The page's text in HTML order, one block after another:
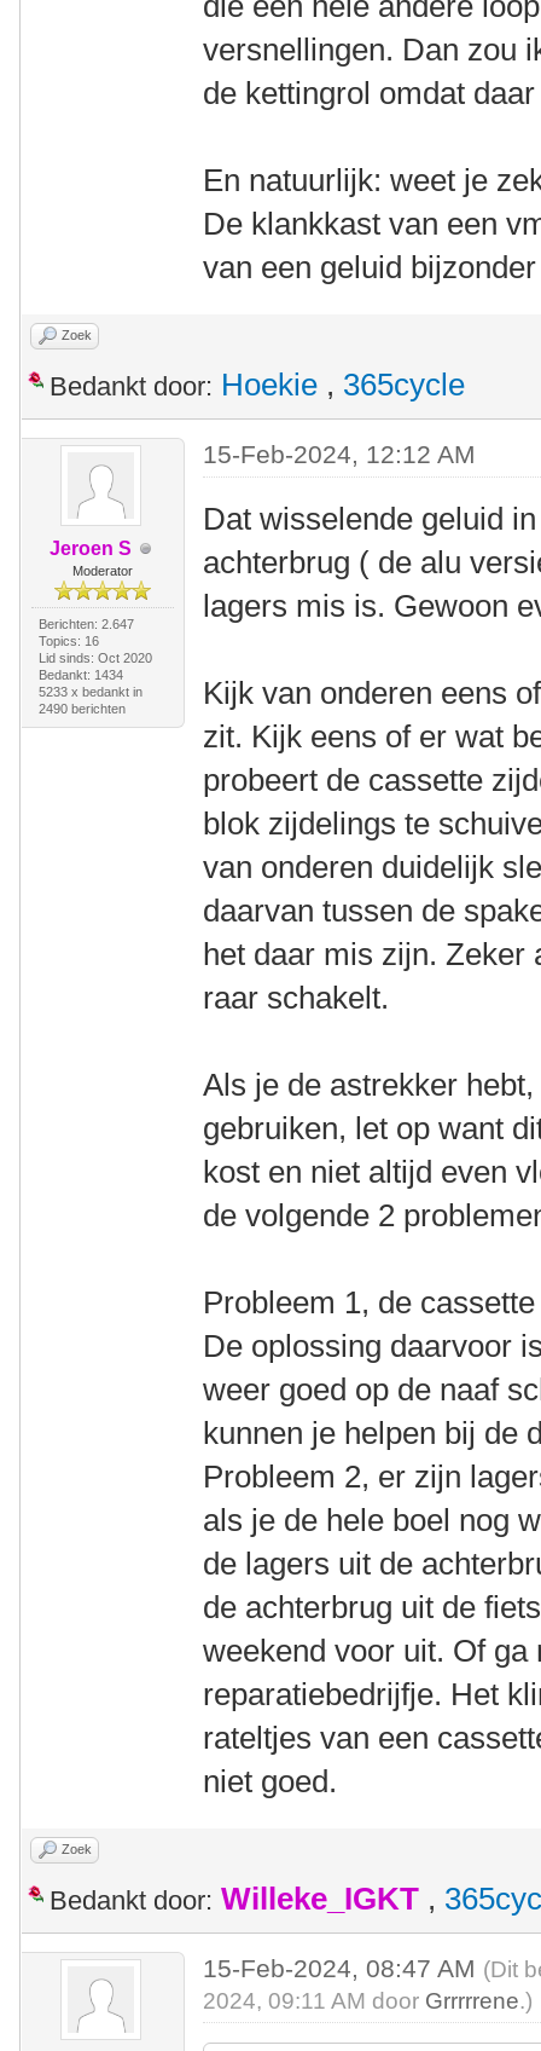
versnellingen. Dan zou
de kettingrol omdat
En natuurlijk: weet je
De klankkast van een
van een geluid
Zoek
Bedankt door: Hoekie , 365cycle
Jeroen S
Moderator
Berichten: 2.647
Topics: 16
Lid sinds: Oct 2020
Bedankt: 1434
5233 x bedankt in
2490 berichten
15-Feb-2024, 12:12 AM
Dat wisselende geluid
achterbrug ( de alu
lagers mis is. Gewoon
Kijk van onderen eens
zit. Kijk eens of er wat
probeert de cassette
blok zijdelings te
van onderen duidelijk
daarvan tussen de
het daar mis zijn. Zeker
raar schakelt.
Als je de astrekker
gebruiken, let op want
kost en niet altijd even
de volgende 2
Probleem 1, de
De oplossing daarvoor
weer goed op de naaf
kunnen je helpen bij de
Probleem 2, er zijn
als je de hele boel nog
de lagers uit de
de achterbrug uit de
weekend voor uit. Of
reparatiebedrijfje. Het
rateltjes van een
niet goed.
Zoek
Bedankt door: Willeke_IGKT ,
15-Feb-2024, 08:47 AM (Dit
2024, 09:11 AM door Grrrrrene.)